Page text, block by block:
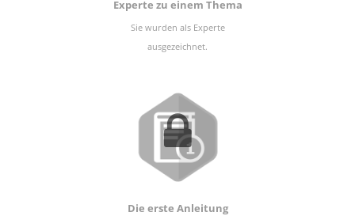
Experte zu einem Thema
Sie wurden als Experte
ausgezeichnet.
Die erste Anleitung